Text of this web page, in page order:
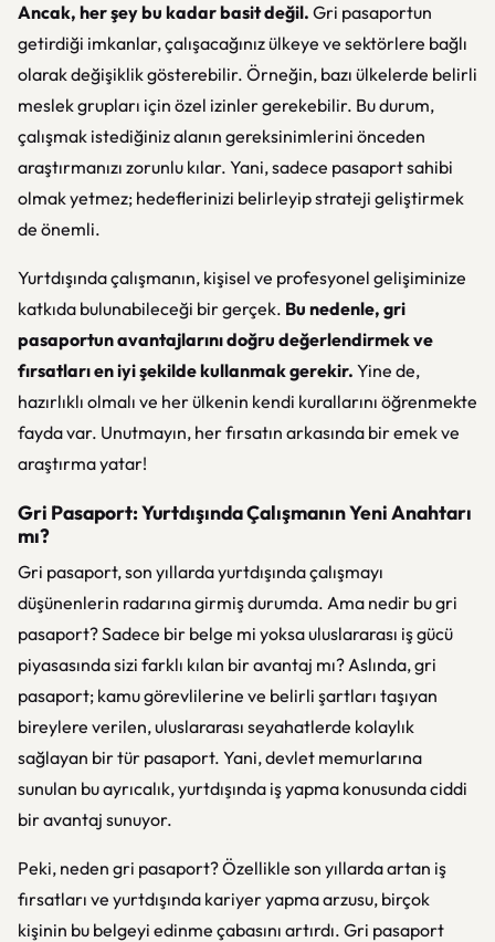
Ancak, her şey bu kadar basit değil. Gri pasaportun
getirdiği imkanlar, çalışacağınız ülkeye ve sektörlere bağlı
olarak değişiklik gösterebilir. Örneğin, bazı ülkelerde belirli
meslek grupları için özel izinler gerekebilir. Bu durum,
çalışmak istediğiniz alanın gereksinimlerini önceden
araştırmanızı zorunlu kılar. Yani, sadece pasaport sahibi
olmak yetmez; hedeflerinizi belirleyip strateji geliştirmek
de önemli.
Yurtdışında çalışmanın, kişisel ve profesyonel gelişiminize
katkıda bulunabileceği bir gerçek. Bu nedenle, gri
pasaportun avantajlarını doğru değerlendirmek ve
fırsatları en iyi şekilde kullanmak gerekir. Yine de,
hazırlıklı olmalı ve her ülkenin kendi kurallarını öğrenmekte
fayda var. Unutmayın, her fırsatın arkasında bir emek ve
araştırma yatar!
Gri Pasaport: Yurtdışında Çalışmanın Yeni Anahtarı
mı?
Gri pasaport, son yıllarda yurtdışında çalışmayı
düşünenlerin radarına girmiş durumda. Ama nedir bu gri
pasaport? Sadece bir belge mi yoksa uluslararası iş gücü
piyasasında sizi farklı kılan bir avantaj mı? Aslında, gri
pasaport; kamu görevlilerine ve belirli şartları taşıyan
bireylere verilen, uluslararası seyahatlerde kolaylık
sağlayan bir tür pasaport. Yani, devlet memurlarına
sunulan bu ayrıcalık, yurtdışında iş yapma konusunda ciddi
bir avantaj sunuyor.
Peki, neden gri pasaport? Özellikle son yıllarda artan iş
fırsatları ve yurtdışında kariyer yapma arzusu, birçok
kişinin bu belgeyi edinme çabasını artırdı. Gri pasaport